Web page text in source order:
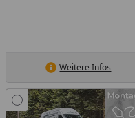
Weitere Infos